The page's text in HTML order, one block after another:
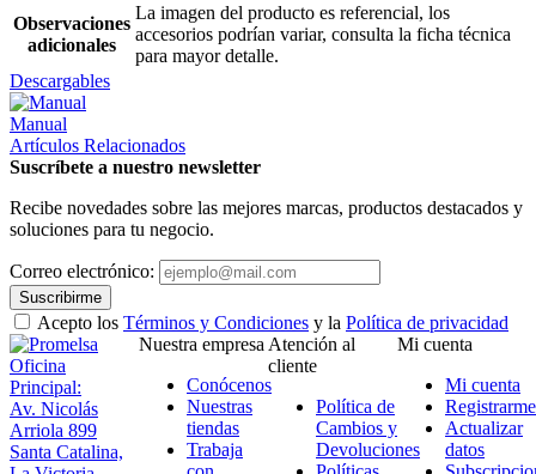
Observaciones
adicionales
La imagen del producto es referencial, los
accesorios podrían variar, consulta la ficha técnica
para mayor detalle.
Descargables
Manual
Artículos Relacionados
Suscríbete a nuestro newsletter
Recibe novedades sobre las mejores marcas, productos destacados y
soluciones para tu negocio.
Correo electrónico:
Suscribirme
Acepto los Términos y Condiciones y la Política de privacidad
Oficina
Principal:
Av. Nicolás
Arriola 899
Santa Catalina,
Nuestra empresa
Conócenos
Nuestras
tiendas
Trabaja
Atención al
cliente
Política de
Cambios y
Devoluciones
Mi cuenta
Mi cuenta
Registrarme
Actualizar
datos